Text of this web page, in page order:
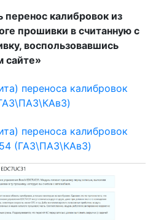
калибровок из
прошивки в считанную с
воспользовавшись
сайте»
переноса калибровок
переноса калибровок
(ГАЗ\ПАЗ\КАвЗ)